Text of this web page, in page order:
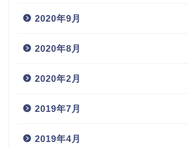
2020年9月
2020年8月
2020年2月
2019年7月
2019年4月